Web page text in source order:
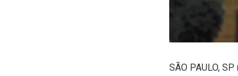
SÃO PAULO,